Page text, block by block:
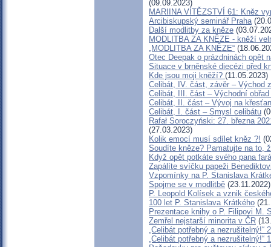
(09.09.2023)
MARIINA VÍTĚZSTVÍ 61: Kněz
Arcibiskupský seminář Praha
Další modlitby za kněze
MODLITBA ZA KNĚZE - kněží
„MODLITBA ZA KNĚZE“
Otec Deepak o prázdninách opět
Situace v brněnské diecézi před
Kde jsou moji kněží? (11.05.2023)
Celibát, IV. část, závěr – Východ
Celibát, III. část – Východní
Celibát, II. část – Vývoj na
Celibát, I. část – Smysl celibátu
Rafał Soroczyński: 27. března
(27.03.2023)
Kolik emocí musí sdílet kněz ?!
Soudíte kněze? Pamatujte na to,
Když opět potkáte svého pana
Zapálíte svíčku papeži
Vzpomínky na P. Stanislava
Spojme se v modlitbě (23.11.2022)
P. Leopold Kolísek a vznik
100 let P. Stanislava Krátkého
Prezentace knihy o P. Filipovi M.
Zemřel nejstarší minorita v ČR
„Celibát potřebný a nezrušitelný!“ 2
„Celibát potřebný a nezrušitelný!“ 1